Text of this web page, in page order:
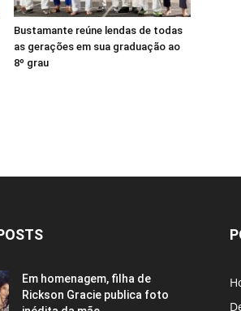
Bustamante reúne lendas de todas
as gerações em sua graduação ao
8º grau
Em homenagem, filha de
Rickson Gracie publica foto